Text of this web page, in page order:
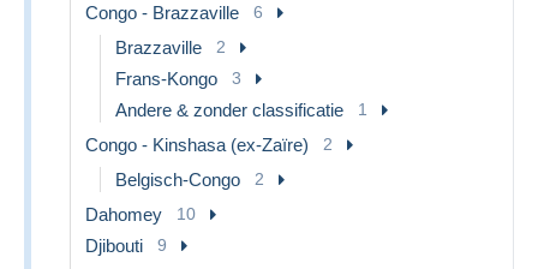
Congo - Brazzaville 6
Brazzaville 2
Frans-Kongo 3
Andere & zonder classificatie 1
Congo - Kinshasa (ex-Zaïre) 2
Belgisch-Congo 2
Dahomey 10
Djibouti 9